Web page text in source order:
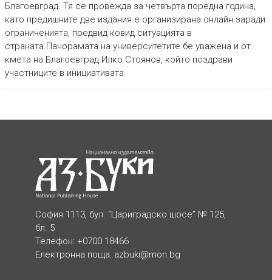
Благоевград. Тя се провежда за четвърта поредна година,
като предишните две издания е организирана онлайн заради
ограниченията, предвид ковид ситуацията в
страната.Панорамата на университетите бе уважена и от
кмета на Благоевград Илко Стоянов, който поздрави
участниците в инициативата.
София 1113, бул. “Цариградско шосе” № 125,
бл. 5
Телефон: +0700 18466
Електронна поща: azbuki@mon.bg